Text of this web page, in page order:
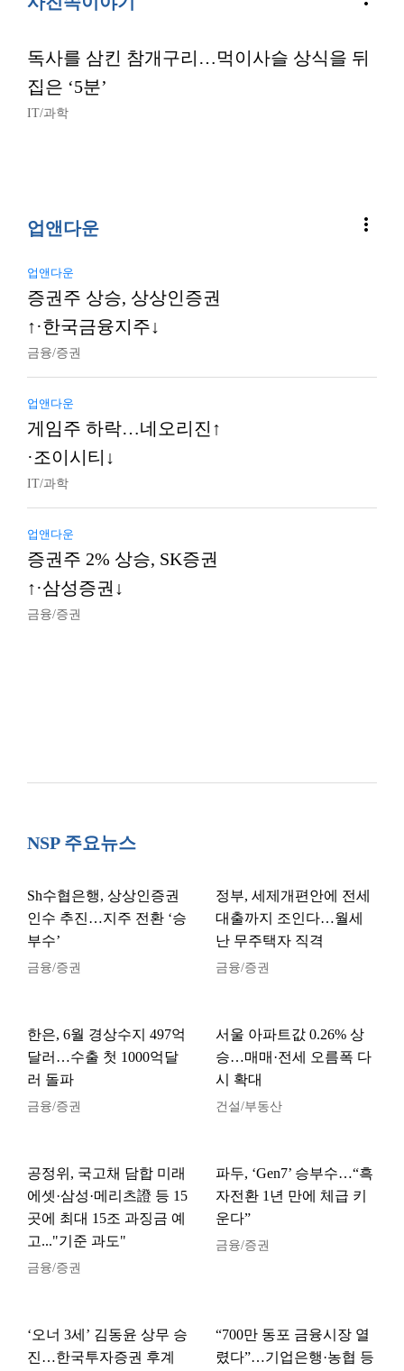
독사를 삼킨 참개구리…먹이사슬 상식을 뒤
집은 ‘5분’
IT/과학
업앤다운 more_vert
업앤다운
증권주 상승, 상상인증권
↑·한국금융지주↓
금융/증권
업앤다운
게임주 하락…네오리진↑
·조이시티↓
IT/과학
업앤다운
증권주 2% 상승, SK증권
↑·삼성증권↓
금융/증권
NSP 주요뉴스
Sh수협은행, 상상인증권
인수 추진…지주 전환 ‘승
부수’
금융/증권
정부, 세제개편안에 전세
대출까지 조인다…월세
난 무주택자 직격
금융/증권
한은, 6월 경상수지 497억
달러…수출 첫 1000억달
러 돌파
금융/증권
서울 아파트값 0.26% 상
승…매매·전세 오름폭 다
시 확대
건설/부동산
공정위, 국고채 담합 미래
에셋·삼성·메리츠證 등 15
곳에 최대 15조 과징금 예
고..."기준 과도"
금융/증권
파두, ‘Gen7’ 승부수…“흑
자전환 1년 만에 체급 키
운다”
금융/증권
‘오너 3세’ 김동윤 상무 승
진…한국투자증권 후계
“700만 동포 금융시장 열
렸다”…기업은행·농협 등